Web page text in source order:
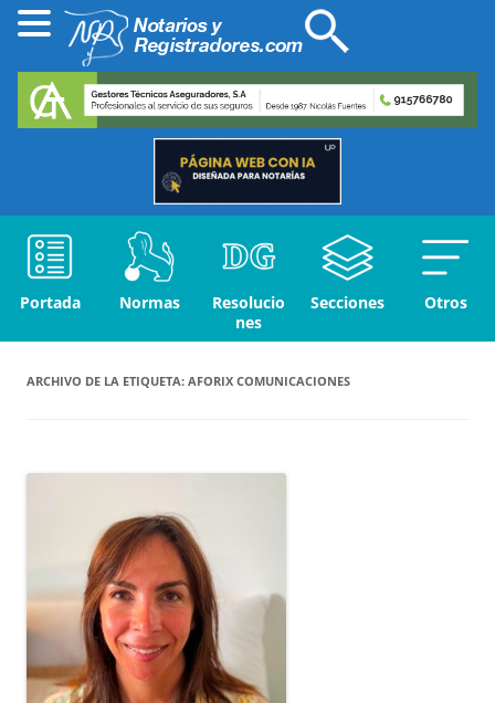
Portada Normas
Resolucio
nes
Secciones Otros
ARCHIVO DE LA ETIQUETA: AFORIX COMUNICACIONES